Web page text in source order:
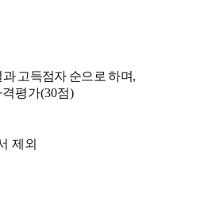
과 고득점자 순으로 하며,
격평가(30점)
제외